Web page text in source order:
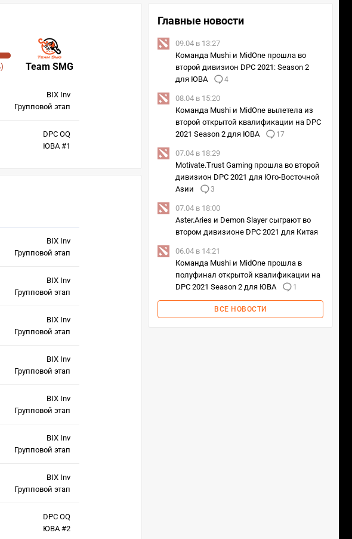
Team SMG
BIX Inv
Групповой этап
DPC OQ
ЮВА #1
BIX Inv
Групповой этап
BIX Inv
Групповой этап
BIX Inv
Групповой этап
BIX Inv
Групповой этап
BIX Inv
Групповой этап
BIX Inv
Групповой этап
BIX Inv
Групповой этап
DPC OQ
ЮВА #2
Главные новости
09.04 в 13:27
Команда Mushi и MidOne прошла во
второй дивизион DPC 2021: Season 2
для ЮВА
4
08.04 в 15:20
Команда Mushi и MidOne вылетела из
второй открытой квалификации на DPC
2021 Season 2 для ЮВА
17
07.04 в 18:29
Motivate.Trust Gaming прошла во второй
дивизион DPC 2021 для Юго-Восточной
Азии
3
07.04 в 18:00
Aster.Aries и Demon Slayer сыграют во
втором дивизионе DPC 2021 для Китая
06.04 в 14:21
Команда Mushi и MidOne прошла в
полуфинал открытой квалификации на
DPC 2021 Season 2 для ЮВА
1
ВСЕ НОВОСТИ